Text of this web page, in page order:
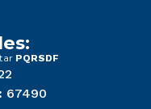
PQRSDF
67490